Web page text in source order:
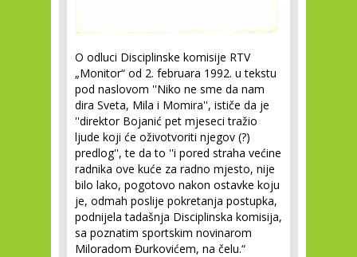
O odluci Disciplinske komisije RTV
„Monitor“ od 2. februara 1992. u tekstu
pod naslovom ''Niko ne sme da nam
dira Sveta, Mila i Momira'', ističe da je
''direktor Bojanić pet mjeseci tražio
ljude koji će oživotvoriti njegov (?)
predlog'', te da to ''i pored straha većine
radnika ove kuće za radno mjesto, nije
bilo lako, pogotovo nakon ostavke koju
je, odmah poslije pokretanja postupka,
podnijela tadašnja Disciplinska komisija,
sa poznatim sportskim novinarom
Miloradom Đurkovićem, na čelu.“